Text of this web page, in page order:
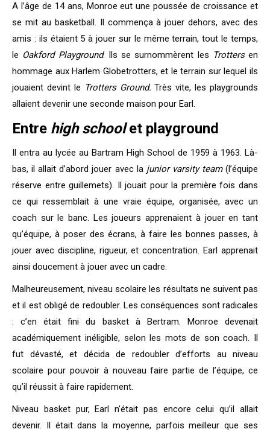
A l’âge de 14 ans, Monroe eut une poussée de croissance et
se mit au basketball. Il commença à jouer dehors, avec des
amis : ils étaient 5 à jouer sur le même terrain, tout le temps,
le Oakford Playground. Ils se surnommèrent les Trottersen
hommage aux Harlem Globetrotters, et le terrain sur lequel ils
jouaient devint le Trotters Ground.Très vite, les playgrounds
allaient devenir une seconde maison pour Earl.
Entre high schoolet playground
Il entra au lycée au Bartram High School de 1959 à 1963. Là-
bas, il allait d’abord jouer avec la junior varsity team(l’équipe
réserve entre guillemets). Il jouait pour la première fois dans
ce qui ressemblait à une vraie équipe, organisée, avec un
coach sur le banc. Les joueurs apprenaient à jouer en tant
qu’équipe, à poser des écrans, à faire les bonnes passes, à
jouer avec discipline, rigueur, et concentration. Earl apprenait
ainsi doucement à jouer avec un cadre.
Malheureusement, niveau scolaire les résultats ne suivent pas
et il est obligé de redoubler. Les conséquences sont radicales
: c’en était fini du basket à Bertram. Monroe devenait
académiquement inéligible, selon les mots de son coach. Il
fut dévasté, et décida de redoubler d’efforts au niveau
scolaire pour pouvoir à nouveau faire partie de l’équipe, ce
qu’il réussit à faire rapidement.
Niveau basket pur, Earl n’était pas encore celui qu’il allait
devenir. Il était dans la moyenne, parfois meilleur que ses